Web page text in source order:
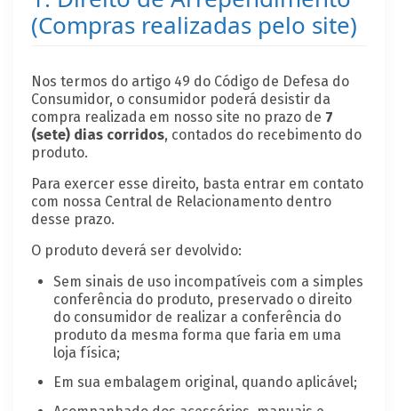
(Compras realizadas pelo site)
Nos termos do artigo 49 do Código de Defesa do
Consumidor, o consumidor poderá desistir da
compra realizada em nosso site no prazo de 7
(sete) dias corridos, contados do recebimento do
produto.
Para exercer esse direito, basta entrar em contato
com nossa Central de Relacionamento dentro
desse prazo.
O produto deverá ser devolvido:
Sem sinais de uso incompatíveis com a simples
conferência do produto, preservado o direito
do consumidor de realizar a conferência do
produto da mesma forma que faria em uma
loja física;
Em sua embalagem original, quando aplicável;